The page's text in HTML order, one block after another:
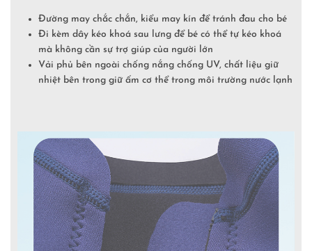
Đường may chắc chắn, kiểu may kín để tránh đau cho bé
Đi kèm dây kéo khoá sau lưng để bé có thể tự kéo khoá
mà không cần sự trợ giúp của người lớn
Vải phủ bên ngoài chống nắng chống UV, chất liệu giữ
nhiệt bên trong giữ ấm cơ thể trong môi trường nước lạnh